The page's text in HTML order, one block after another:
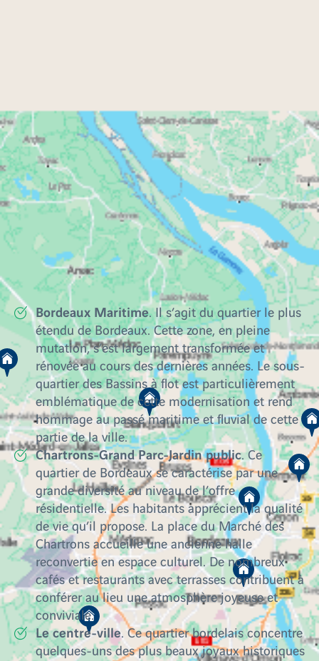
Foi, Parc Bordelais, réserve écologique des Barails,
parc des sports Saint-Michel, parc Rivière Parc aux
Angéliques, place André Meunier, jardin de la
Grenouillère ...
Où habiter à Bordeaux ?
La ville de Bordeaux s’articule autour de huit
quartiers principaux :
Bordeaux Maritime. Il s’agit du quartier le plus
étendu de Bordeaux. Cette zone, en pleine
mutation, s’est largement transformée et
rénovée au cours des dernières années. Le sous-
quartier des Bassins à flot est particulièrement
emblématique de cette modernisation et rend
hommage au passé maritime et fluvial de cette
partie de la ville.
Chartrons-Grand Parc-Jardin public. Ce
quartier de Bordeaux se caractérise par une
grande diversité au niveau de l’offre
résidentielle. Les habitants apprécient la qualité
de vie qu’il propose. La place du Marché des
Chartrons accueille une ancienne halle
reconvertie en espace culturel. De nombreux
cafés et restaurants avec terrasses contribuent à
conférer au lieu une atmosphère joyeuse et
conviviale.
Le centre-ville. Ce quartier bordelais concentre
quelques-uns des plus beaux joyaux historiques